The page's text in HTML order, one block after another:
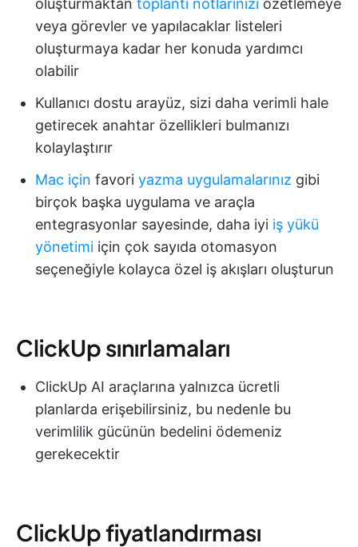
oluşturmaktan toplantı notlarınızı özetlemeye
veya görevler ve yapılacaklar listeleri
oluşturmaya kadar her konuda yardımcı
olabilir
Kullanıcı dostu arayüz, sizi daha verimli hale
getirecek anahtar özellikleri bulmanızı
kolaylaştırır
Mac için favori yazma uygulamalarınız gibi
birçok başka uygulama ve araçla
entegrasyonlar sayesinde, daha iyi iş yükü
yönetimi için çok sayıda otomasyon
seçeneğiyle kolayca özel iş akışları oluşturun
ClickUp sınırlamaları
ClickUp AI araçlarına yalnızca ücretli
planlarda erişebilirsiniz, bu nedenle bu
verimlilik gücünün bedelini ödemeniz
gerekecektir
ClickUp fiyatlandırması